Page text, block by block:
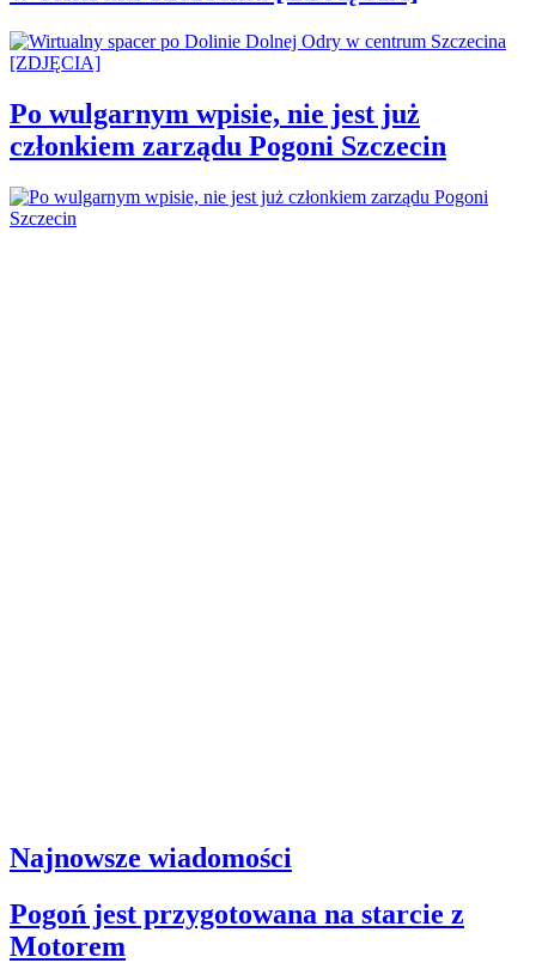
Po wulgarnym wpisie, nie jest już
członkiem zarządu Pogoni Szczecin
Najnowsze wiadomości
Pogoń jest przygotowana na starcie z
Motorem